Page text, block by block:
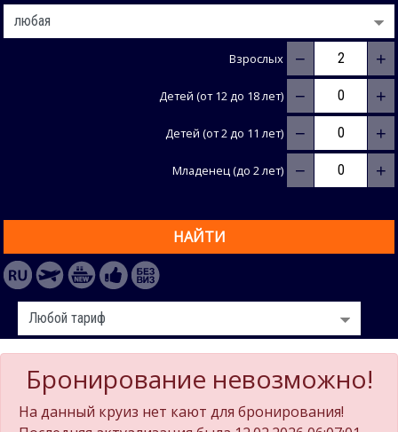
Взрослых − +
Детей (от 12 до 18 лет) − +
Детей (от 2 до 11 лет) − +
Младенец (до 2 лет) − +
НАЙТИ
Бронирование невозможно!
На данный круиз нет кают для бронирования!